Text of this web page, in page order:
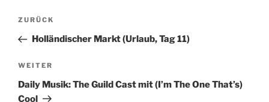
Beitragsnavigation
Vorheriger
Beitrag
ZURÜCK
Holländischer Markt (Urlaub, Tag 11)
Nächster
Beitrag
WEITER
Daily Musik: The Guild Cast mit (I’m The One That’s)
Cool